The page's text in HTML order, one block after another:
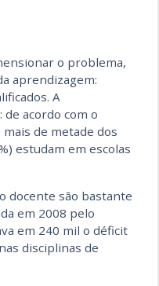
o problema,
aprendizagem:
A
acordo com o
de metade dos
estudam em escolas
docente são bastante
em 2008 pelo
em 240 mil o déficit
disciplinas de